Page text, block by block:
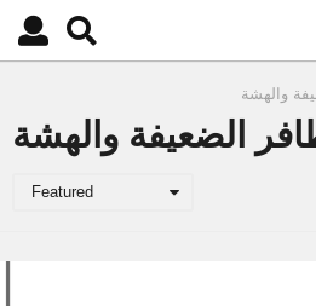
والهشة
الضعيفة والهشة
Featured